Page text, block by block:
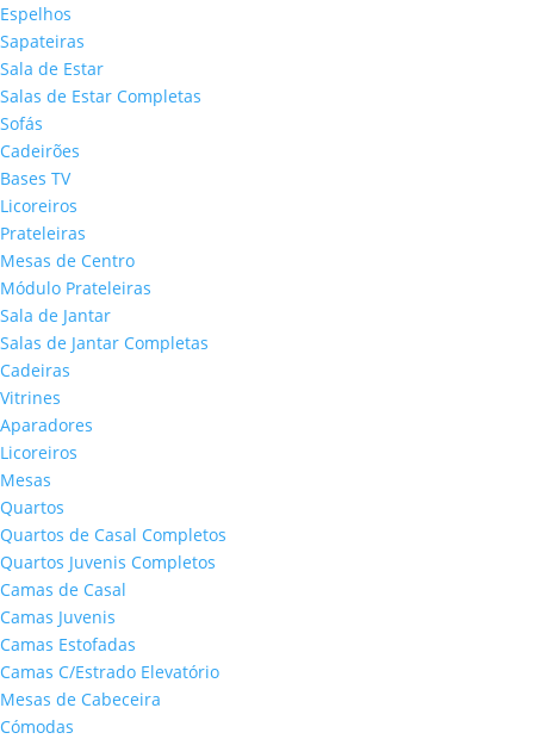
Espelhos
Sapateiras
Sala de Estar
Salas de Estar Completas
Sofás
Cadeirões
Bases TV
Licoreiros
Prateleiras
Mesas de Centro
Módulo Prateleiras
Sala de Jantar
Salas de Jantar Completas
Cadeiras
Vitrines
Aparadores
Licoreiros
Mesas
Quartos
Quartos de Casal Completos
Quartos Juvenis Completos
Camas de Casal
Camas Juvenis
Camas Estofadas
Camas C/Estrado Elevatório
Mesas de Cabeceira
Cómodas